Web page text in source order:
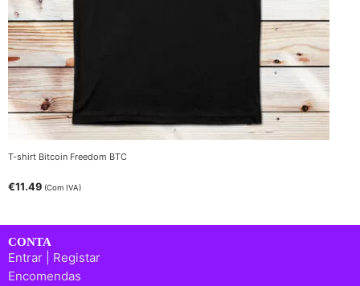
T-shirt Bitcoin Freedom BTC
€11.49 (Com IVA)
CONTA
Entrar | Registar
Encomendas